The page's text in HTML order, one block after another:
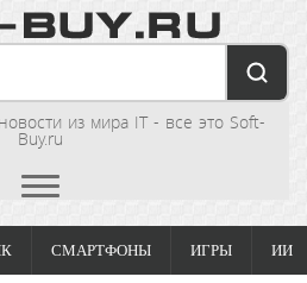
из мира IT - все это Soft-
Buy.ru
СМАРТФОНЫ ИГРЫ ИИ